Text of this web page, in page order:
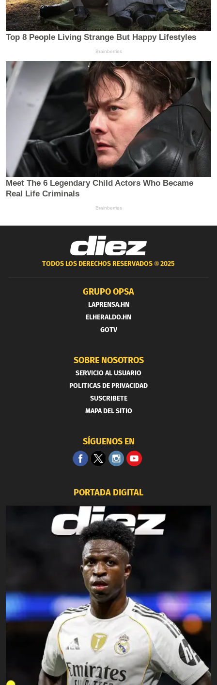
TODOS LOS DERECHOS RESERVADOS ®2025
GRUPO OPSA
LAPRENSA.HN
ELHERALDO.HN
GOTV
SOBRE NOSOTROS
SERVICIO AL USUARIO
POLITICAS DE PRIVACIDAD
SUSCRIBETE
MAPA DEL SITIO
SÍGUENOS EN
PORTADA DIGITAL